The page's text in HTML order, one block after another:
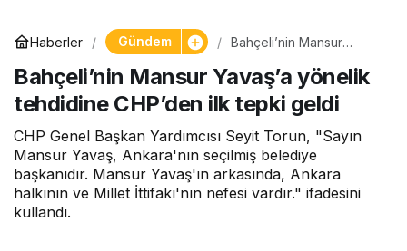
Haberler Gündem
Bahçeli’nin Mansur
CHP’den ilk tepki geldi
Bahçeli’nin Mansur Yavaş’a yönelik
tehdidine CHP’den ilk tepki geldi
CHP Genel Başkan Yardımcısı Seyit Torun, "Sayın
Mansur Yavaş, Ankara'nın seçilmiş belediye
başkanıdır. Mansur Yavaş'ın arkasında, Ankara
halkının ve Millet İttifakı'nın nefesi vardır." ifadesini
kullandı.